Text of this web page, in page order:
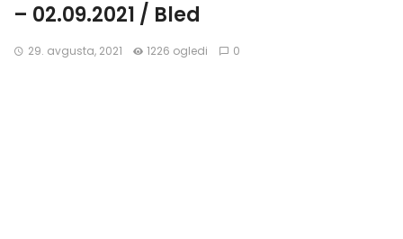
– 02.09.2021 / Bled
29. avgusta, 2021 1226 ogledi 0